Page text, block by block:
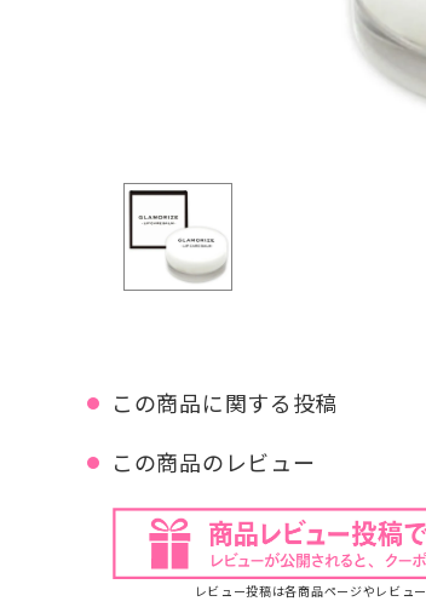
この商品に関する投稿
この商品のレビュー
レビュー投稿は各商品ページやレビュ